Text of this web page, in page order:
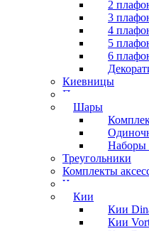
2
3
4
5
6
Киевницы
Полочки
Шары
Наборы
Треугольники
Комплекты
Часы
Кии
Кии
Кии